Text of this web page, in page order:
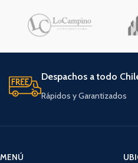
Despachos a todo
Rápidos y Garantizados
MENÚ